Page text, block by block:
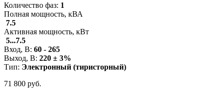
Количество фаз: 1
Полная мощность, кВА
7.5
Активная мощность, кВт
5...7.5
Вход, В: 60 - 265
Выход, В: 220 ± 3%
Тип: Электронный (тиристорный)
71 800 руб.